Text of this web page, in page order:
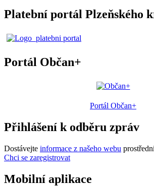
Platební portál Plzeňského
Portál Občan+
Portál Občan+
Přihlášení k odběru zpráv
Dostávejte informace z našeho webu
Chci se zaregistrovat
Mobilní aplikace